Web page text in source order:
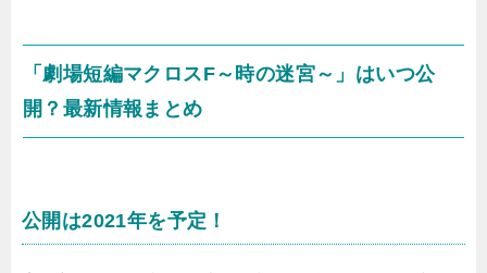
「劇場短編マクロスF～時の迷宮～」はいつ公
開？最新情報まとめ
公開は2021年を予定！